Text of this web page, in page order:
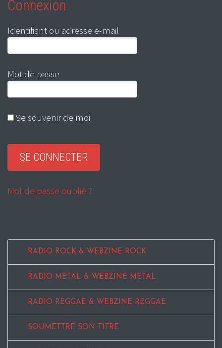
Connexion
Identifiant ou adresse e-mail
Mot de passe
Se souvenir de moi
Mot de passe oublié ?
RADIO ROCK & WEBZINE ROCK
RADIO METAL & WEBZINE METAL
RADIO REGGAE & WEBZINE REGGAE
SOUMETTRE SON TITRE